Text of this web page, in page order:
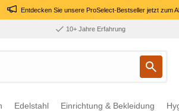
Entdecken Sie unsere ProSelect-Bestseller jetzt zum
10+ Jahre Erfahrung
Edelstahl Einrichtung & Bekleidung